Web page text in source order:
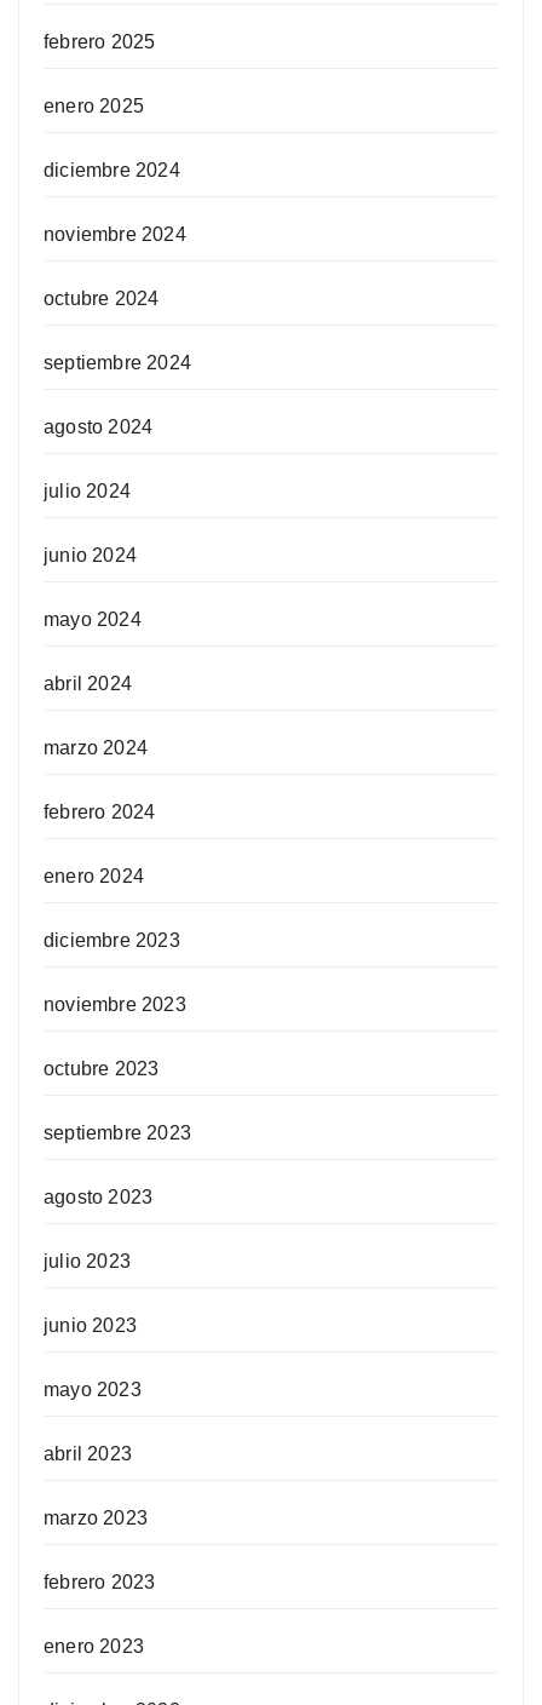
febrero 2025
enero 2025
diciembre 2024
noviembre 2024
octubre 2024
septiembre 2024
agosto 2024
julio 2024
junio 2024
mayo 2024
abril 2024
marzo 2024
febrero 2024
enero 2024
diciembre 2023
noviembre 2023
octubre 2023
septiembre 2023
agosto 2023
julio 2023
junio 2023
mayo 2023
abril 2023
marzo 2023
febrero 2023
enero 2023